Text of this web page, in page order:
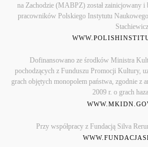
na Zachodzie (MABPZ) został zainicjowany
pracowników Polskiego Instytutu
Dofinansowano ze środków Ministra
pochodzących z Funduszu Promocji Kultury,
grach objętych monopolem państwa, zgodnie z
2009 r. o grach
Przy współpracy z Fundacją Silva